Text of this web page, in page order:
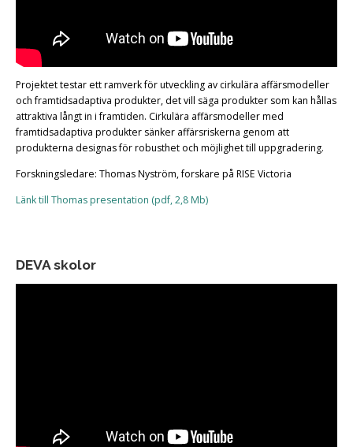
Projektet testar ett ramverk för utveckling av cirkulära affärsmodeller
och framtidsadaptiva produkter, det vill säga produkter som kan hållas
attraktiva långt in i framtiden. Cirkulära affärsmodeller med
framtidsadaptiva produkter sänker affärsriskerna genom att
produkterna designas för robusthet och möjlighet till uppgradering.
Forskningsledare: Thomas Nyström, forskare på RISE Victoria
Länk till Thomas presentation (pdf, 2,8 Mb)
DEVA skolor